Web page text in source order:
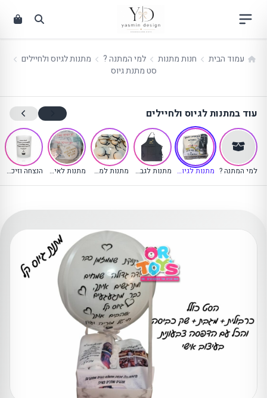
לתוכן
עמוד הבית חנות מתנות למי המתנה ?
מתנות לגיוס ולחיילים
סט מתנת גיוס
עוד במתנות לגיוס ולחיילים
למי המתנה ? מתנות לגיוס ולחיילים
(קטגוריה נוכחית)
מתנות לגבר ולבן הזוג מתנות למסיבת רווקות מתנות לאישה ולבת הזוג הנצחה וזיכרון